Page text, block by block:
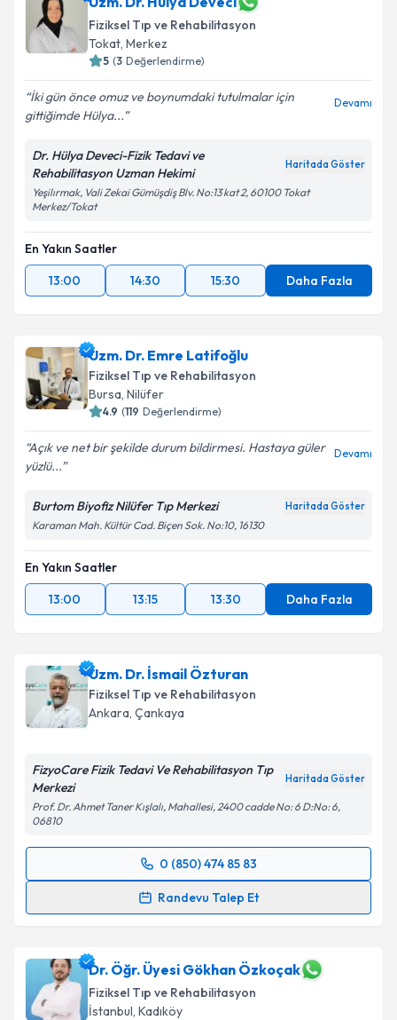
Fiziksel Tıp ve Rehabilitasyon
Tokat, Merkez
5 (3 Değerlendirme)
İki gün önce omuz ve boynumdaki tutulmalar için
gittiğimde Hülya...
Devamı
Dr. Hülya Deveci-Fizik Tedavi ve
Rehabilitasyon Uzman Hekimi
Haritada Göster
Yeşilırmak, Vali Zekai Gümüşdiş Blv. No:13 kat 2, 60100 Tokat
Merkez/Tokat
En Yakın Saatler
13:00
14:30 15:30 Daha Fazla
Uzm. Dr. Emre Latifoğlu
Fiziksel Tıp ve Rehabilitasyon
Bursa, Nilüfer
4.9 (119 Değerlendirme)
Açık ve net bir şekilde durum bildirmesi. Hastaya güler
yüzlü...
Devamı
Burtom Biyofiz Nilüfer Tıp Merkezi Haritada Göster
Karaman Mah. Kültür Cad. Biçen Sok. No:10, 16130
En Yakın Saatler
13:00
13:15 13:30 Daha Fazla
Uzm. Dr. İsmail Özturan
Fiziksel Tıp ve Rehabilitasyon
Ankara, Çankaya
FizyoCare Fizik Tedavi Ve Rehabilitasyon Tıp
Merkezi
Haritada Göster
Prof. Dr. Ahmet Taner Kışlalı, Mahallesi, 2400 cadde No: 6 D:No: 6,
06810
0 (850) 474 85 83
Randevu Talep Et
Randevu Takvimi Talebi
takvim hazırlandığında e-posta ile bilgilendireceğiz.
E-posta Adresiniz
Dr. Öğr. Üyesi Gökhan Özkoçak
Fiziksel Tıp ve Rehabilitasyon
İstanbul, Kadıköy